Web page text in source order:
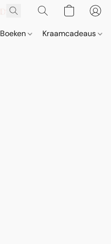
Boeken Kraamcadeaus